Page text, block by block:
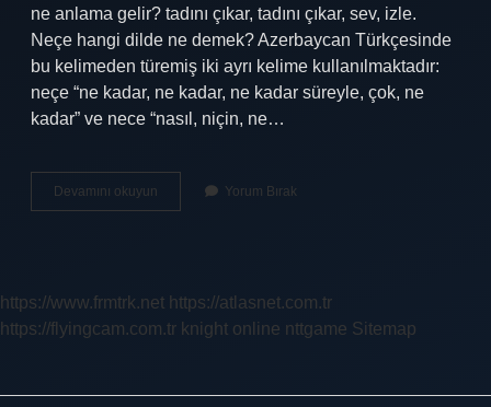
ne anlama gelir? tadını çıkar, tadını çıkar, sev, izle.
Neçe hangi dilde ne demek? Azerbaycan Türkçesinde
bu kelimeden türemiş iki ayrı kelime kullanılmaktadır:
neçe “ne kadar, ne kadar, ne kadar süreyle, çok, ne
kadar” ve nece “nasıl, niçin, ne…
Devamını okuyun
Hangi
Yorum Bırak
https://www.frmtrk.net https://atlasnet.com.tr
https://flyingcam.com.tr knight online nttgame Sitemap